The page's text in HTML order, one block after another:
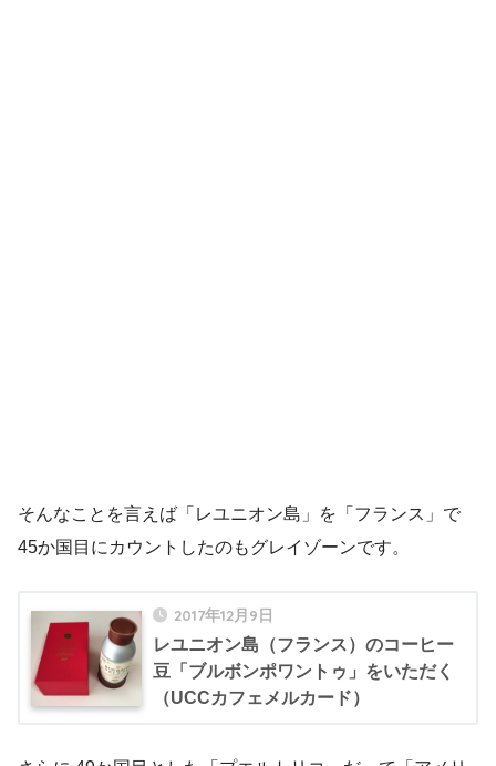
そんなことを言えば「レユニオン島」を「フランス」で
45か国目にカウントしたのもグレイゾーンです。
2017年12月9日
レユニオン島（フランス）のコーヒー
豆「ブルボンポワントゥ」をいただく
（UCCカフェメルカード）